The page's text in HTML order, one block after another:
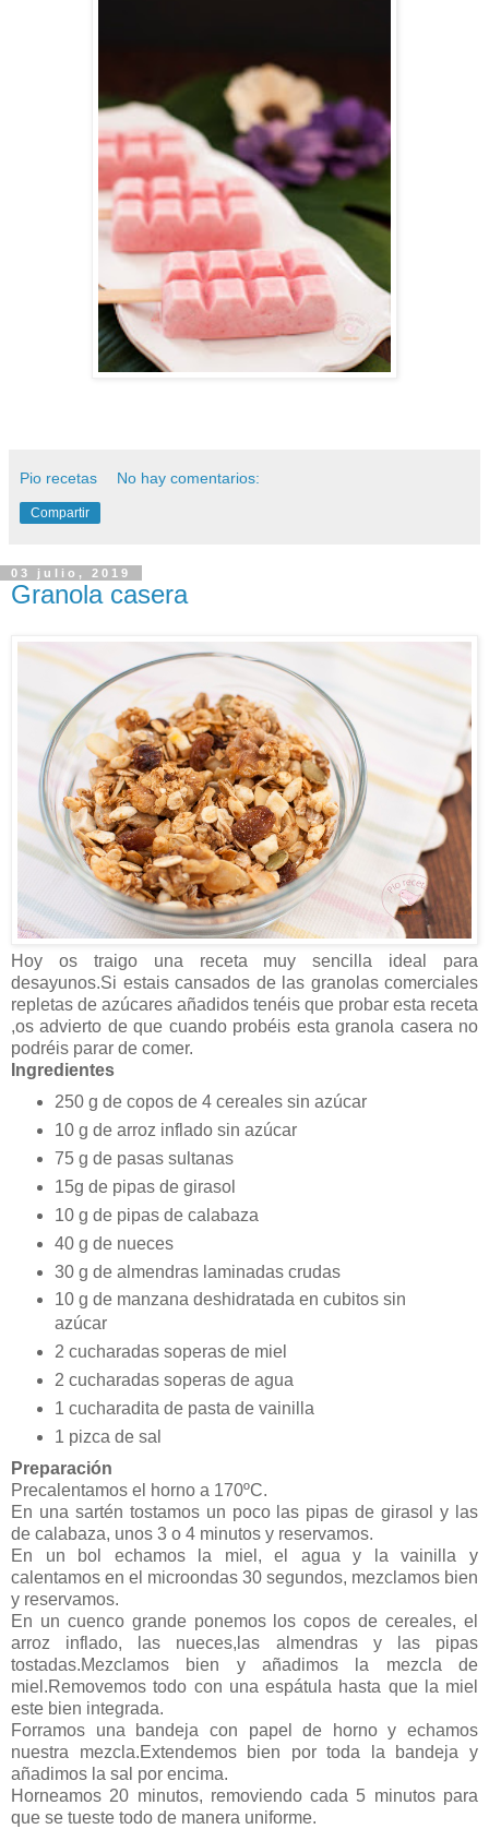
Pio recetas No hay comentarios:
Compartir
03 julio, 2019
Granola casera
Hoy os traigo una receta muy sencilla ideal para
desayunos.Si estais cansados de las granolas comerciales
repletas de azúcares añadidos tenéis que probar esta receta
,os advierto de que cuando probéis esta granola casera no
podréis parar de comer.
Ingredientes
250 g de copos de 4 cereales sin azúcar
10 g de arroz inflado sin azúcar
75 g de pasas sultanas
15g de pipas de girasol
10 g de pipas de calabaza
40 g de nueces
30 g de almendras laminadas crudas
10 g de manzana deshidratada en cubitos sin
azúcar
2 cucharadas soperas de miel
2 cucharadas soperas de agua
1 cucharadita de pasta de vainilla
1 pizca de sal
Preparación
Precalentamos el horno a 170ºC.
En una sartén tostamos un poco las pipas de girasol y las
de calabaza, unos 3 o 4 minutos y reservamos.
En un bol echamos la miel, el agua y la vainilla y
calentamos en el microondas 30 segundos, mezclamos bien
y reservamos.
En un cuenco grande ponemos los copos de cereales, el
arroz inflado, las nueces,las almendras y las pipas
tostadas.Mezclamos bien y añadimos la mezcla de
miel.Removemos todo con una espátula hasta que la miel
este bien integrada.
Forramos una bandeja con papel de horno y echamos
nuestra mezcla.Extendemos bien por toda la bandeja y
añadimos la sal por encima.
Horneamos 20 minutos, removiendo cada 5 minutos para
que se tueste todo de manera uniforme.